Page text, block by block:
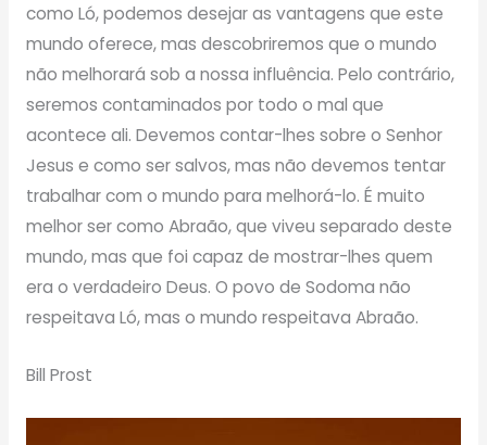
como Ló, podemos desejar as vantagens que este
mundo oferece, mas descobriremos que o mundo
não melhorará sob a nossa influência. Pelo contrário,
seremos contaminados por todo o mal que
acontece ali. Devemos contar-lhes sobre o Senhor
Jesus e como ser salvos, mas não devemos tentar
trabalhar com o mundo para melhorá-lo. É muito
melhor ser como Abraão, que viveu separado deste
mundo, mas que foi capaz de mostrar-lhes quem
era o verdadeiro Deus. O povo de Sodoma não
respeitava Ló, mas o mundo respeitava Abraão.
Bill Prost